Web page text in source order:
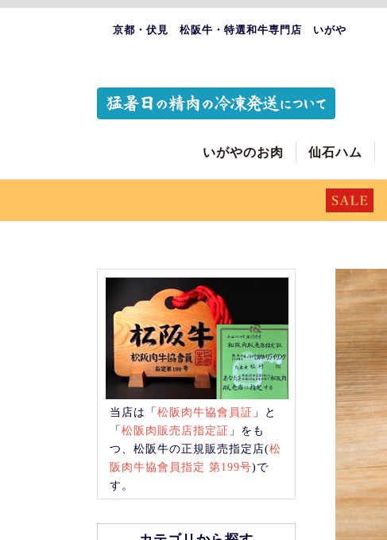
京都・伏見 松阪牛・特選和牛専門店 いがや
いがやのお肉 仙石ハム
当店は「松阪肉牛協會員証 」と
「松阪肉販売店指定証 」をも
つ、松阪牛の正規販売指定店(松
阪肉牛協會員指定 第199号)で
す。